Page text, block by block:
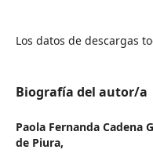
Los datos de descargas
Biografía del autor/a
Paola Fernanda Cadena
de Piura,